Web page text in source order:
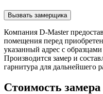
Вызвать замерщика
Компания D-Master
помещения перед
указанный адрес с
Производится замер и
гарнитура для дальнейшего
Стоимость замера